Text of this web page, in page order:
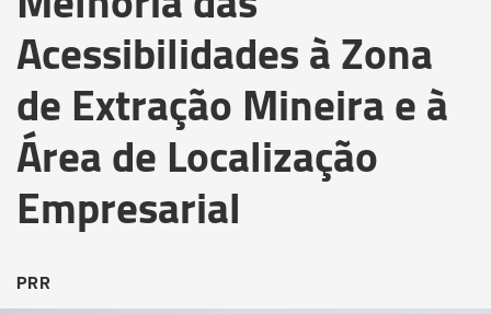
Acessibilidades à Zona
de Extração Mineira e à
Área de Localização
Empresarial
PRR